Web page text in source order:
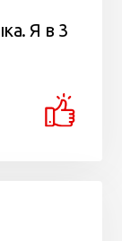
Я в 3